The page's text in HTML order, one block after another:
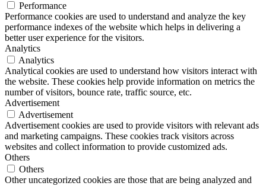
Performance
Performance cookies are used to understand and analyze the key
performance indexes of the website which helps in delivering a
better user experience for the visitors.
Analytics
Analytics
Analytical cookies are used to understand how visitors interact with
the website. These cookies help provide information on metrics the
number of visitors, bounce rate, traffic source, etc.
Advertisement
Advertisement
Advertisement cookies are used to provide visitors with relevant ads
and marketing campaigns. These cookies track visitors across
websites and collect information to provide customized ads.
Others
Others
Other uncategorized cookies are those that are being analyzed and